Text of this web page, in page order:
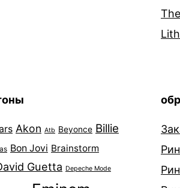
Akon Atb Beyonce Billie
Bon Jovi Brainstorm
Guetta Depeche Mode